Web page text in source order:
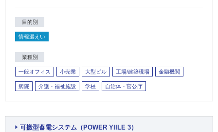
目的別
情報漏えい
業種別
一般オフィス 小売業 大型ビル 工場/建築現場 金融機関
病院 介護・福祉施設 学校 自治体・官公庁
可搬型蓄電システム（POWER YIILE 3）